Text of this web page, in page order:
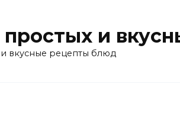
и
вкусные рецепты блюд